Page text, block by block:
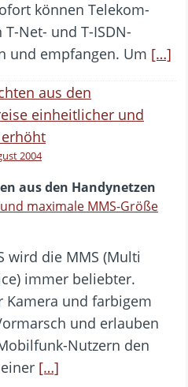
können Telekom-
Net- und T-ISDN-
und empfangen. Um […]
2004
aus den Handynetzen
maximale MMS-Größe
wird die MMS (Multi
immer beliebter.
und farbigem
und erlauben
Nutzern den
[…]